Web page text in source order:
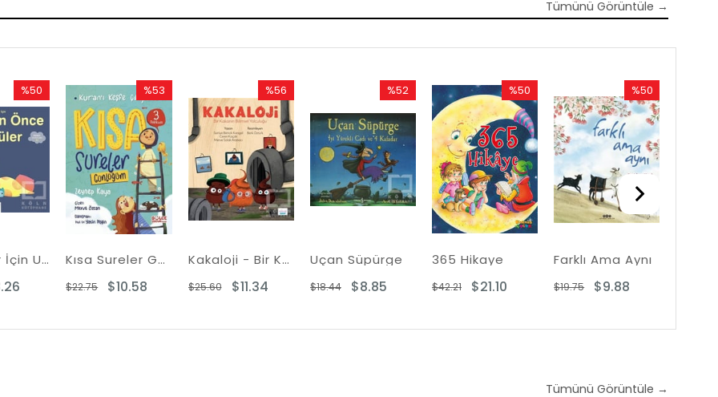
Tümünü Görüntüle →
Bebekler İçin Uykudan Önce Öyküler
%50
Rabatt
%50Rabatt
Kısa Sureler Günlüğüm - Kur'an'ı Keşfe Çıkıyoruz - Fleksi Kapak
$10.58
$22.75
%53
Rabatt
%53Rabatt
Kakaloji - Bir Kakanın Bilimsel Yolculuğu
$11.34
$25.60
%56
Rabatt
%56Rabatt
Uçan Süpürge
$8.85
$18.44
%52
Rabatt
%52Rabatt
365 Hikaye
$21.10
$42.21
%50
Rabatt
%50Rabatt
Farklı Ama Aynı
$9.88
$19.75
%50
Rabatt
%50Rabatt
Tümünü Görüntüle →